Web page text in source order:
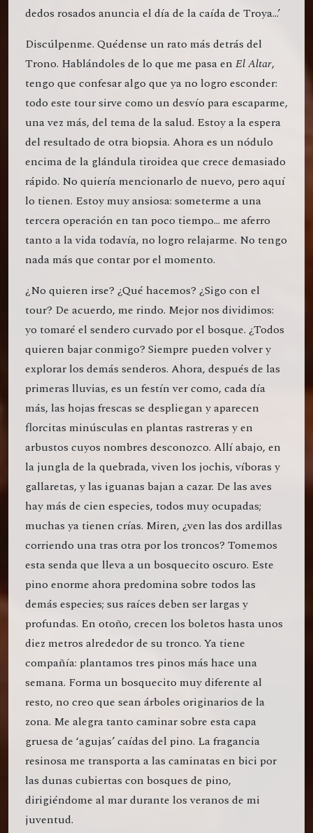
dedos rosados anuncia el día de la caída de Troya…’
Discúlpenme. Quédense un rato más detrás del
Trono. Hablándoles de lo que me pasa en El Altar,
tengo que confesar algo que ya no logro esconder:
todo este tour sirve como un desvío para escaparme,
una vez más, del tema de la salud. Estoy a la espera
del resultado de otra biopsia. Ahora es un nódulo
encima de la glándula tiroidea que crece demasiado
rápido. No quiería mencionarlo de nuevo, pero aquí
lo tienen. Estoy muy ansiosa: someterme a una
tercera operación en tan poco tiempo… me aferro
tanto a la vida todavía, no logro relajarme. No tengo
nada más que contar por el momento.
¿No quieren irse? ¿Qué hacemos? ¿Sigo con el
tour? De acuerdo, me rindo. Mejor nos dividimos:
yo tomaré el sendero curvado por el bosque. ¿Todos
quieren bajar conmigo? Siempre pueden volver y
explorar los demás senderos. Ahora, después de las
primeras lluvias, es un festín ver como, cada día
más, las hojas frescas se despliegan y aparecen
florcitas minúsculas en plantas rastreras y en
arbustos cuyos nombres desconozco. Allí abajo, en
la jungla de la quebrada, viven los jochis, víboras y
gallaretas, y las iguanas bajan a cazar. De las aves
hay más de cien especies, todos muy ocupadas;
muchas ya tienen crías. Miren, ¿ven las dos ardillas
corriendo una tras otra por los troncos? Tomemos
esta senda que lleva a un bosquecito oscuro. Este
pino enorme ahora predomina sobre todos las
demás especies; sus raíces deben ser largas y
profundas. En otoño, crecen los boletos hasta unos
diez metros alrededor de su tronco. Ya tiene
compañía: plantamos tres pinos más hace una
semana. Forma un bosquecito muy diferente al
resto, no creo que sean árboles originarios de la
zona. Me alegra tanto caminar sobre esta capa
gruesa de ‘agujas’ caídas del pino. La fragancia
resinosa me transporta a las caminatas en bici por
las dunas cubiertas con bosques de pino,
dirigiéndome al mar durante los veranos de mi
juventud.